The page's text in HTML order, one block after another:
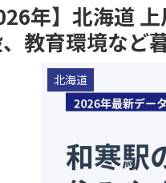
年】北海道
教育環境など
北海道